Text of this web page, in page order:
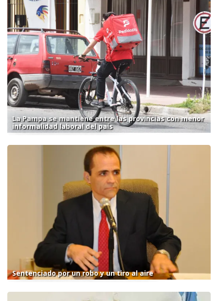
La Pampa se mantiene entre las provincias con menor
informalidad laboral del país
Sentenciado por un robo y un tiro al aire